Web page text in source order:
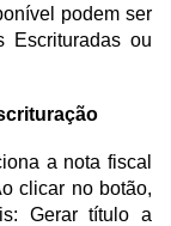
podem ser
Escrituradas ou
a nota fiscal
clicar no botão,
Gerar título a